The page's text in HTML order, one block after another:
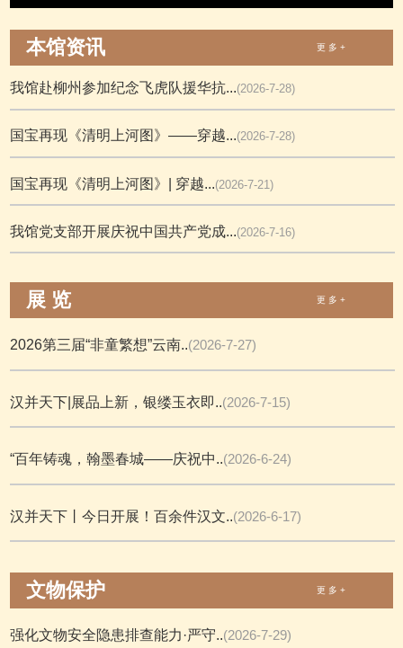
本馆资讯 更 多 +
我馆赴柳州参加纪念飞虎队援华抗...(2026-7-28)
国宝再现《清明上河图》——穿越...(2026-7-28)
国宝再现《清明上河图》| 穿越...(2026-7-21)
我馆党支部开展庆祝中国共产党成...(2026-7-16)
展 览 更 多 +
2026第三届“非童繁想”云南..(2026-7-27)
汉并天下|展品上新，银缕玉衣即..(2026-7-15)
“百年铸魂，翰墨春城——庆祝中..(2026-6-24)
汉并天下丨今日开展！百余件汉文..(2026-6-17)
文物保护 更 多 +
强化文物安全隐患排查能力·严守..(2026-7-29)